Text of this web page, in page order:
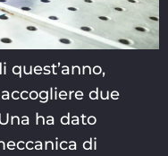
quest’anno,
due
ha dato
di